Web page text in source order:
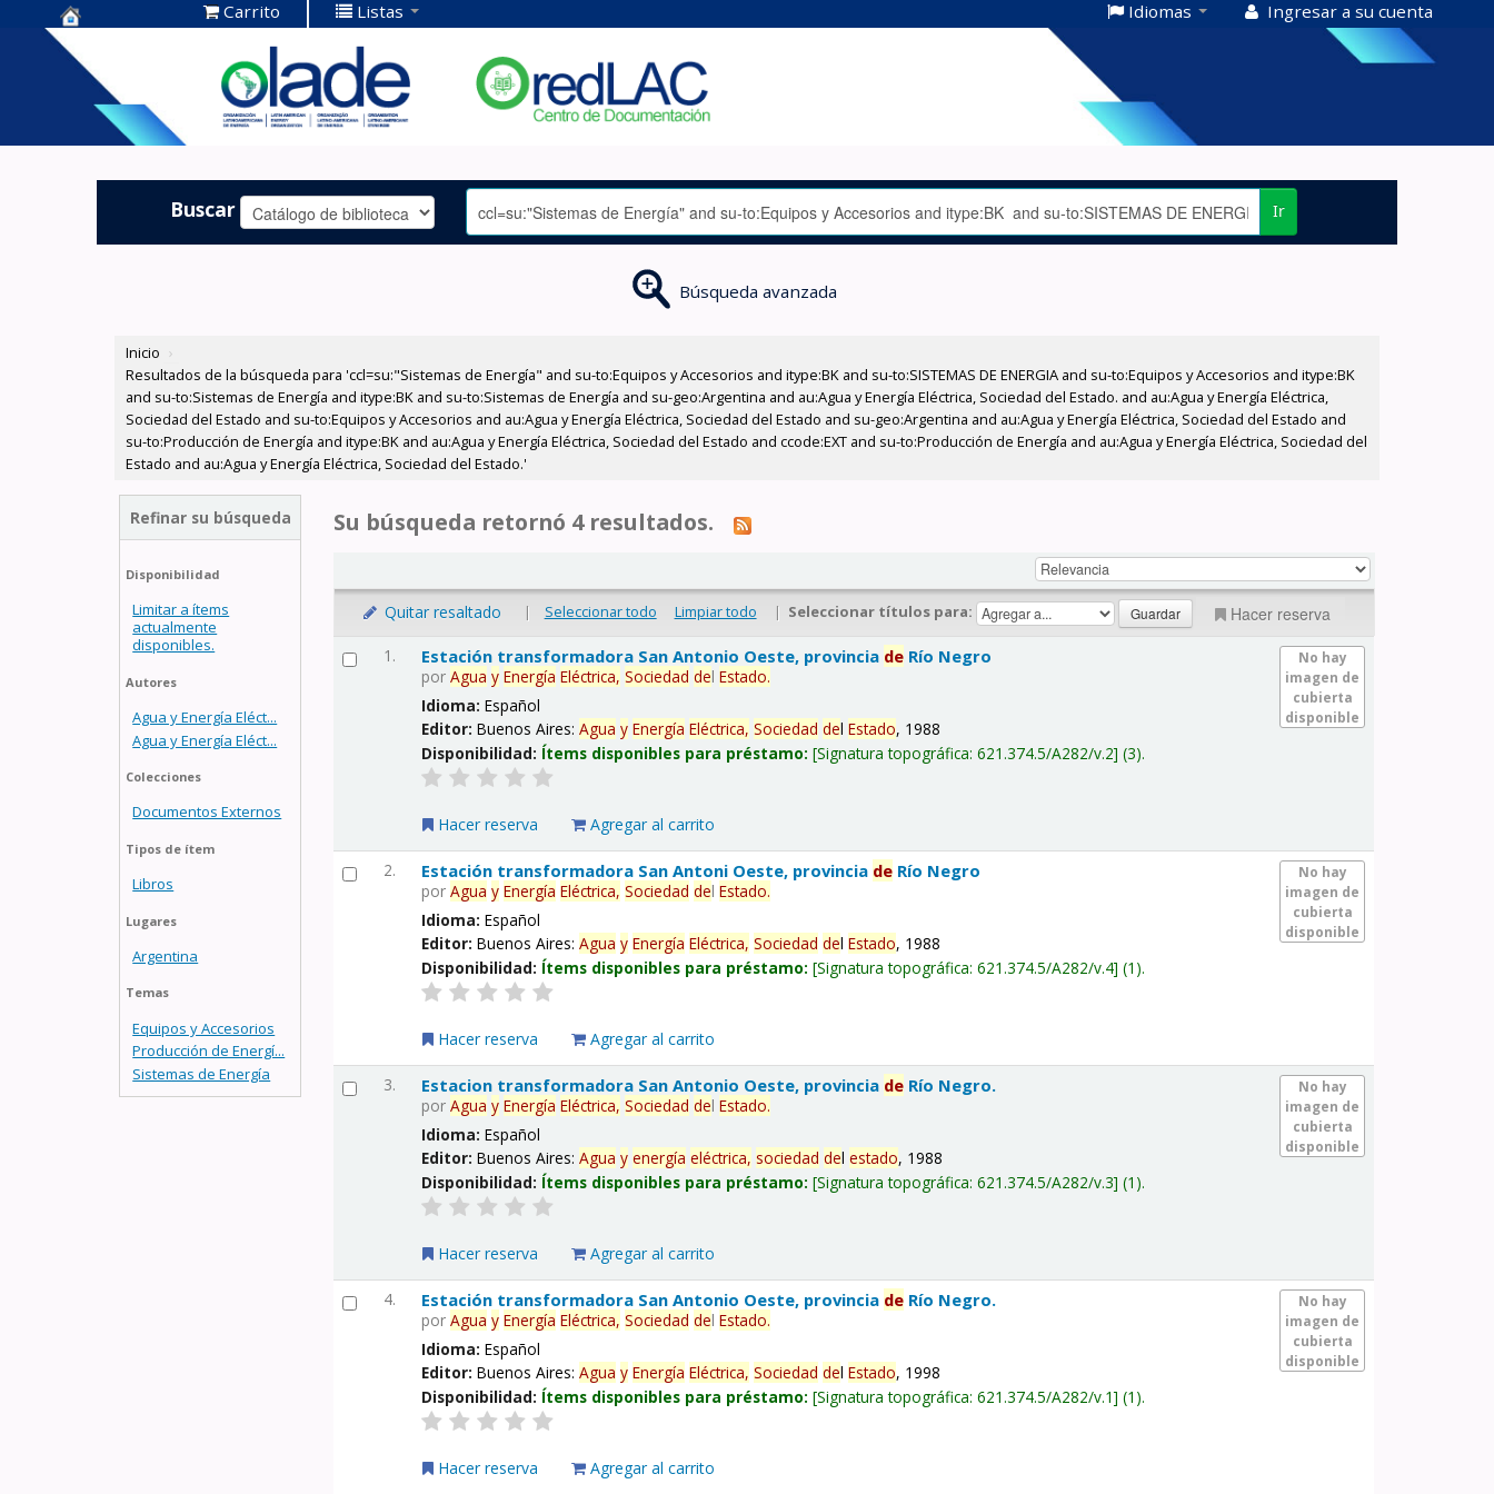
Centro de
Documentación
OLADE -
Carrito Listas Idiomas Ingresar a su cuenta
Buscar Ir
Búsqueda avanzada
Inicio ›
Resultados de la búsqueda para 'ccl=su:"Sistemas de Energía" and su-to:Equipos y Accesorios and itype:BK and su-to:SISTEMAS DE ENERGIA and su-to:Equipos y Accesorios and itype:BK
and su-to:Sistemas de Energía and itype:BK and su-to:Sistemas de Energía and su-geo:Argentina and au:Agua y Energía Eléctrica, Sociedad del Estado. and au:Agua y Energía Eléctrica,
Sociedad del Estado and su-to:Equipos y Accesorios and au:Agua y Energía Eléctrica, Sociedad del Estado and su-geo:Argentina and au:Agua y Energía Eléctrica, Sociedad del Estado and
su-to:Producción de Energía and itype:BK and au:Agua y Energía Eléctrica, Sociedad del Estado and ccode:EXT and su-to:Producción de Energía and au:Agua y Energía Eléctrica, Sociedad del
Estado and au:Agua y Energía Eléctrica, Sociedad del Estado.'
Refinar su búsqueda
Disponibilidad
Limitar a ítems
actualmente
disponibles.
Autores
Agua y Energía Eléct...
Agua y Energía Eléct...
Colecciones
Documentos Externos
Tipos de ítem
Libros
Lugares
Argentina
Temas
Equipos y Accesorios
Producción de Energí...
Sistemas de Energía
Su búsqueda retornó 4 resultados.
Quitar resaltado | Seleccionar todo Limpiar todo | Seleccionar títulos para: Hacer reserva
1.
No hay
imagen de
cubierta
disponible
Estación transformadora San Antonio Oeste, provincia de Río Negro
porAgua y Energía Eléctrica, Sociedad delEstado.
Idioma:Español
Editor:Buenos Aires:Agua y Energía Eléctrica, Sociedad delEstado, 1988
Disponibilidad: Ítems disponibles para préstamo: Signatura topográfica:621.374.5/A282/v.2 (3).
Hacer reserva Agregar al carrito
2.
No hay
imagen de
cubierta
disponible
Estación transformadora San Antoni Oeste, provincia de Río Negro
porAgua y Energía Eléctrica, Sociedad delEstado.
Idioma:Español
Editor:Buenos Aires:Agua y Energía Eléctrica, Sociedad delEstado, 1988
Disponibilidad: Ítems disponibles para préstamo: Signatura topográfica:621.374.5/A282/v.4 (1).
Hacer reserva Agregar al carrito
3.
No hay
imagen de
cubierta
disponible
Estacion transformadora San Antonio Oeste, provincia de Río Negro.
porAgua y Energía Eléctrica, Sociedad delEstado.
Idioma:Español
Editor:Buenos Aires:Agua y energía eléctrica, sociedad delestado, 1988
Disponibilidad: Ítems disponibles para préstamo: Signatura topográfica:621.374.5/A282/v.3 (1).
Hacer reserva Agregar al carrito
4.
No hay
imagen de
cubierta
disponible
Estación transformadora San Antonio Oeste, provincia de Río Negro.
porAgua y Energía Eléctrica, Sociedad delEstado.
Idioma:Español
Editor:Buenos Aires:Agua y Energía Eléctrica, Sociedad delEstado, 1998
Disponibilidad: Ítems disponibles para préstamo: Signatura topográfica:621.374.5/A282/v.1 (1).
Hacer reserva Agregar al carrito